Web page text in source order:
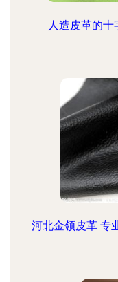
人造皮革的
河北金领皮革 专